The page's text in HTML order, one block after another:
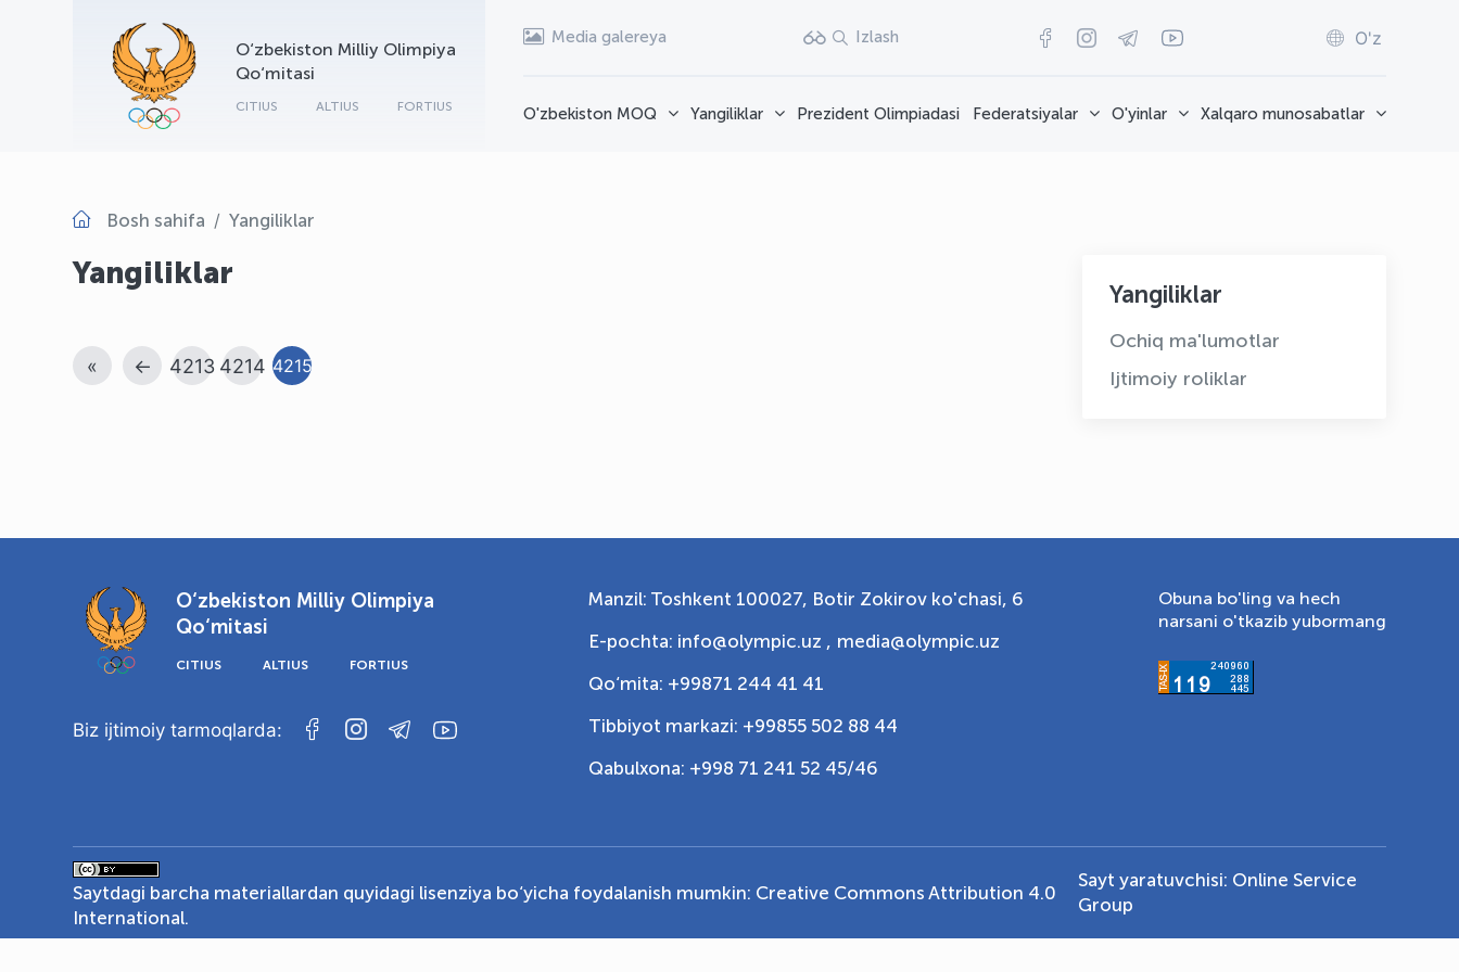
O‘zbekiston Milliy Olimpiya
Qo‘mitasi
CITIUS ALTIUS FORTIUS
Media galereya Izlash O'z
O'zbekiston MOQ Yangiliklar Prezident Olimpiadasi Federatsiyalar O'yinlar Xalqaro munosabatlar
Bosh sahifa Yangiliklar
Yangiliklar
« ← 4213 4214 4215
Yangiliklar
Ochiq ma'lumotlar
Ijtimoiy roliklar
O‘zbekiston Milliy Olimpiya
Qo‘mitasi
CITIUS ALTIUS FORTIUS
Biz ijtimoiy tarmoqlarda:
Manzil: Toshkent 100027, Botir Zokirov ko'chasi, 6
E-pochta: info@olympic.uz , media@olympic.uz
Qo‘mita: +99871 244 41 41
Tibbiyot markazi: +99855 502 88 44
Qabulxona: +998 71 241 52 45/46
Obuna bo'ling va hech
narsani o'tkazib yubormang
Saytdagi barcha materiallardan quyidagi lisenziya bo‘yicha foydalanish mumkin: Creative Commons Attribution 4.0
International.
Sayt yaratuvchisi: Online Service
Group
OLYMPCHIK AI - yordamchi